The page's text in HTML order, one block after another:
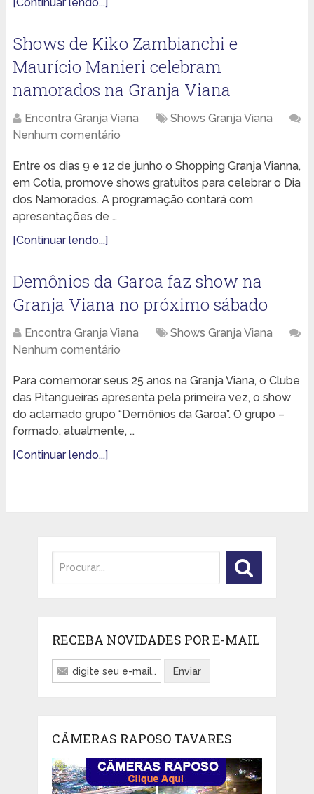
Shows de Kiko Zambianchi e
Maurício Manieri celebram
namorados na Granja Viana
Encontra Granja Viana
Shows Granja Viana
Nenhum comentário
Entre os dias 9 e 12 de junho o Shopping Granja Vianna,
em Cotia, promove shows gratuitos para celebrar o Dia
dos Namorados. A programação contará com
apresentações de …
[Continuar lendo...]
Demônios da Garoa faz show na
Granja Viana no próximo sábado
Encontra Granja Viana
Shows Granja Viana
Nenhum comentário
Para comemorar seus 25 anos na Granja Viana, o Clube
das Pitangueiras apresenta pela primeira vez, o show
do aclamado grupo “Demônios da Garoa”. O grupo –
formado, atualmente, …
[Continuar lendo...]
RECEBA NOVIDADES POR E-MAIL
CÂMERAS RAPOSO TAVARES